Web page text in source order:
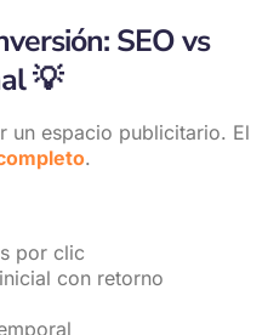
SEO vs
💡
un espacio publicitario. El
.
por clic
con retorno